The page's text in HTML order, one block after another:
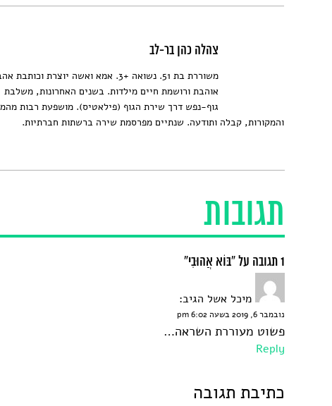
צהלה כהן בר-לב
משוררת בת 51. נשואה +3. אמא ואשה יוצרת וכותבת
אוהבת ורושמת חיים מילדות. בשנים האחרונות, משלבת
גוף-נפש דרך שירת הגוף (פילאטיס). מושפעת רבות
והמקורות, קבלה ותודעה. שנתיים מפרסמת שירה ברשתות חברתיות.
תגובות
1 תגובה על “בּוֹא אֲהוּבִי”
מיכל אשל הגיב:
נובמבר 6, 2019 בשעה 6:02 pm
פשוט מעוררת השראה…
Reply
כתיבת תגובה